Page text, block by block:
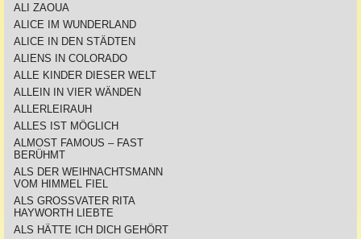
ALI ZAOUA
ALICE IM WUNDERLAND
ALICE IN DEN STÄDTEN
ALIENS IN COLORADO
ALLE KINDER DIESER WELT
ALLEIN IN VIER WÄNDEN
ALLERLEIRAUH
ALLES IST MÖGLICH
ALMOST FAMOUS – FAST
BERÜHMT
ALS DER WEIHNACHTSMANN
VOM HIMMEL FIEL
ALS GROSSVATER RITA
HAYWORTH LIEBTE
ALS HÄTTE ICH DICH GEHÖRT